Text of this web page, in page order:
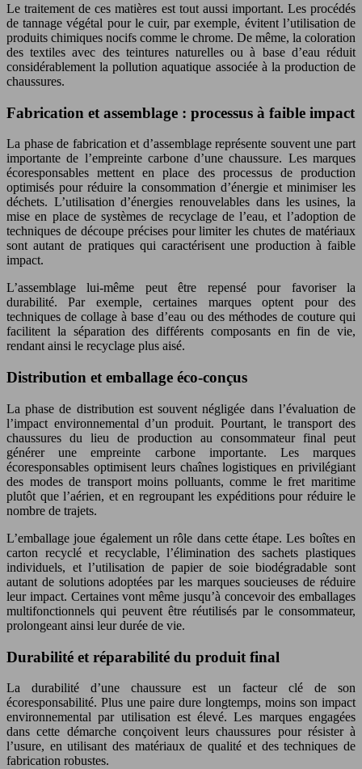
Le traitement de ces matières est tout aussi important. Les procédés
de tannage végétal pour le cuir, par exemple, évitent l’utilisation de
produits chimiques nocifs comme le chrome. De même, la coloration
des textiles avec des teintures naturelles ou à base d’eau réduit
considérablement la pollution aquatique associée à la production de
chaussures.
Fabrication et assemblage : processus à faible impact
La phase de fabrication et d’assemblage représente souvent une part
importante de l’empreinte carbone d’une chaussure. Les marques
écoresponsables mettent en place des processus de production
optimisés pour réduire la consommation d’énergie et minimiser les
déchets. L’utilisation d’énergies renouvelables dans les usines, la
mise en place de systèmes de recyclage de l’eau, et l’adoption de
techniques de découpe précises pour limiter les chutes de matériaux
sont autant de pratiques qui caractérisent une production à faible
impact.
L’assemblage lui-même peut être repensé pour favoriser la
durabilité. Par exemple, certaines marques optent pour des
techniques de collage à base d’eau ou des méthodes de couture qui
facilitent la séparation des différents composants en fin de vie,
rendant ainsi le recyclage plus aisé.
Distribution et emballage éco-conçus
La phase de distribution est souvent négligée dans l’évaluation de
l’impact environnemental d’un produit. Pourtant, le transport des
chaussures du lieu de production au consommateur final peut
générer une empreinte carbone importante. Les marques
écoresponsables optimisent leurs chaînes logistiques en privilégiant
des modes de transport moins polluants, comme le fret maritime
plutôt que l’aérien, et en regroupant les expéditions pour réduire le
nombre de trajets.
L’emballage joue également un rôle dans cette étape. Les boîtes en
carton recyclé et recyclable, l’élimination des sachets plastiques
individuels, et l’utilisation de papier de soie biodégradable sont
autant de solutions adoptées par les marques soucieuses de réduire
leur impact. Certaines vont même jusqu’à concevoir des emballages
multifonctionnels qui peuvent être réutilisés par le consommateur,
prolongeant ainsi leur durée de vie.
Durabilité et réparabilité du produit final
La durabilité d’une chaussure est un facteur clé de son
écoresponsabilité. Plus une paire dure longtemps, moins son impact
environnemental par utilisation est élevé. Les marques engagées
dans cette démarche conçoivent leurs chaussures pour résister à
l’usure, en utilisant des matériaux de qualité et des techniques de
fabrication robustes.